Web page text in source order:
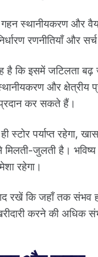
स्थानीयकरण और
रणनीतियाँ और
है कि इसमें जटिलता बढ़
और क्षेत्रीय
प्रदान कर सकते हैं।
स्टोर पर्याप्त रहेगा,
जुलती है।
रहेगा।
रखें कि जहाँ तक संभव
करने की अधिक